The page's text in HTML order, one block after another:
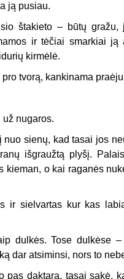
ją pusiau.
štakieto – būtų gražu,
ir tėčiai smarkiai ją
kirmėlė.
tvorą, kankinama
nugaros.
sienų, kad tasai jos
išgraužtą plyšį.
kieman, o kai raganės
ir sielvartas kur kas
dulkės. Tose dulkėse
dar atsiminsi, nors to
pas daktarą, tasai sakė,